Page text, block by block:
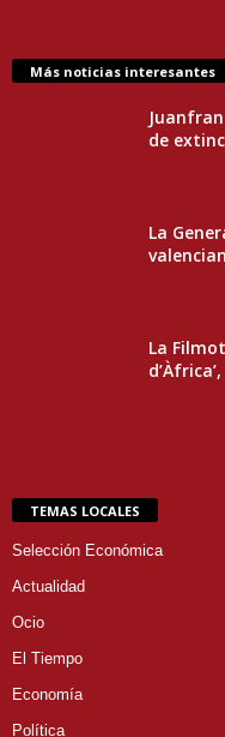
Más noticias interesantes
de
La
La
TEMAS LOCALES
Selección Económica
Actualidad
Ocio
El Tiempo
Economía
Política